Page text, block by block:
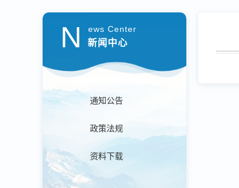
N ews Center
新闻中心
通知公告
政策法规
资料下载